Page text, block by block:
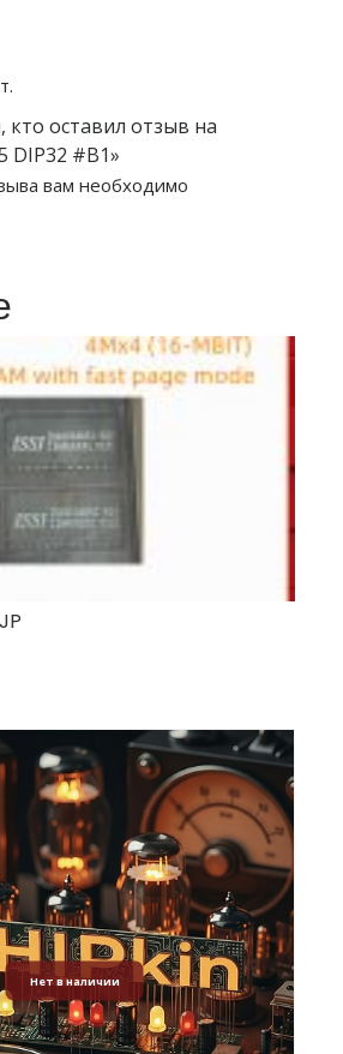
оставил отзыв на
DIP32 #B1»
вам необходимо
Нет в наличии